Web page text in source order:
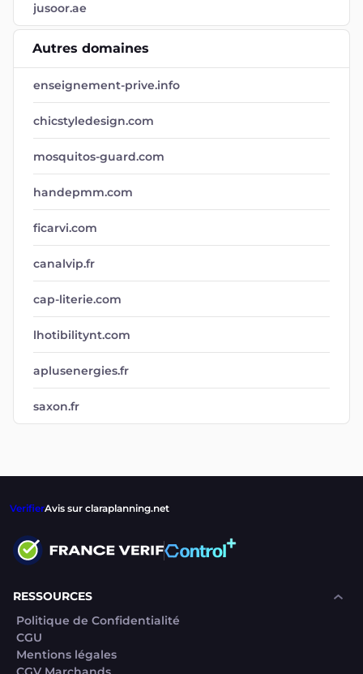
jusoor.ae
Autres domaines
enseignement-prive.info
chicstyledesign.com
mosquitos-guard.com
handepmm.com
ficarvi.com
canalvip.fr
cap-literie.com
lhotibilitynt.com
aplusenergies.fr
saxon.fr
VerifierAvis sur claraplanning.net
RESSOURCES
Politique de Confidentialité
CGU
Mentions légales